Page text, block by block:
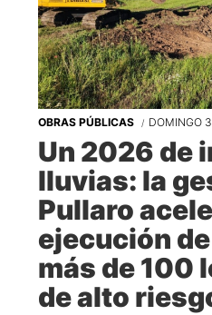
OBRAS PÚBLICAS DOMINGO
Un 2026 de
lluvias: la
Pullaro
ejecución
más de 100
de alto